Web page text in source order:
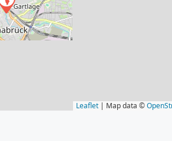
Leaflet | Map data ©